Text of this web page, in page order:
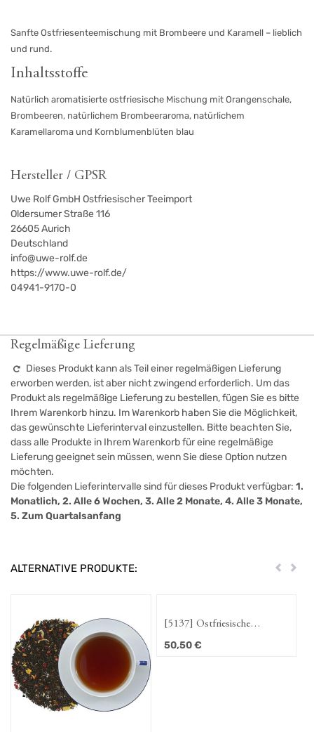
Sanfte Ostfriesenteemischung mit Brombeere und Karamell – lieblich
und rund.
Inhaltsstoffe
Natürlich aromatisierte ostfriesische Mischung mit Orangenschale,
Brombeeren, natürlichem Brombeeraroma, natürlichem
Karamellaroma und Kornblumenblüten blau
Hersteller / GPSR
Uwe Rolf GmbH Ostfriesischer Teeimport
Oldersumer Straße 116
26605Aurich
Deutschland
info@uwe-rolf.de
https://www.uwe-rolf.de/
04941-9170-0
Regelmäßige Lieferung
Dieses Produkt kann als Teil einer regelmäßigen Lieferung
erworben werden, ist aber nicht zwingend erforderlich. Um das
Produkt als regelmäßige Lieferung zu bestellen, fügen Sie es bitte
Ihrem Warenkorb hinzu. Im Warenkorb haben Sie die Möglichkeit,
das gewünschte Lieferinterval einzustellen. Bitte beachten Sie,
dass alle Produkte in Ihrem Warenkorb für eine regelmäßige
Lieferung geeignet sein müssen, wenn Sie diese Option nutzen
möchten.
Die folgenden Lieferintervalle sind für dieses Produkt verfügbar: 1.
Monatlich, 2. Alle 6 Wochen, 3. Alle 2 Monate, 4. Alle 3 Monate,
5. Zum Quartalsanfang
ALTERNATIVE PRODUKTE: Zurück
[5137] Ostfriesische
Erdbeerschnute
50,50